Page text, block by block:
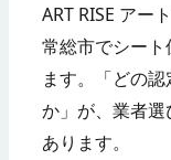
ART RISE アー
常総市でシー
ます。「どの
か」が、業者
あります。